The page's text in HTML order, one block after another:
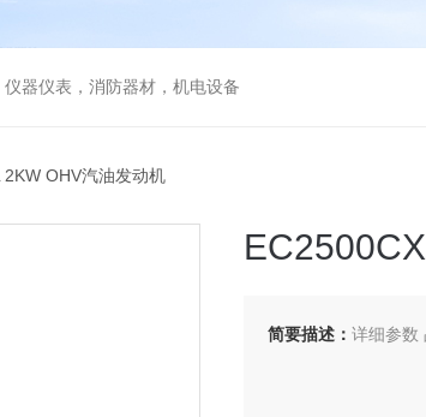
器仪表，消防器材，机电设备
OHV汽油发动机
简要描述： 详细参数